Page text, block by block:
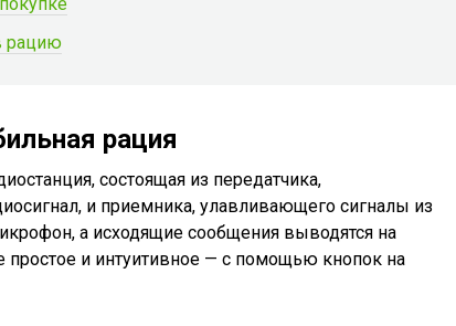
рацию
рация
состоящая из передатчика,
и приемника, улавливающего сигналы из
а исходящие сообщения выводятся на
простое и интуитивное — с помощью кнопок на